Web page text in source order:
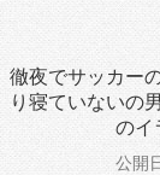
徹夜でサッカー
り寝ていないの
のイ
公開